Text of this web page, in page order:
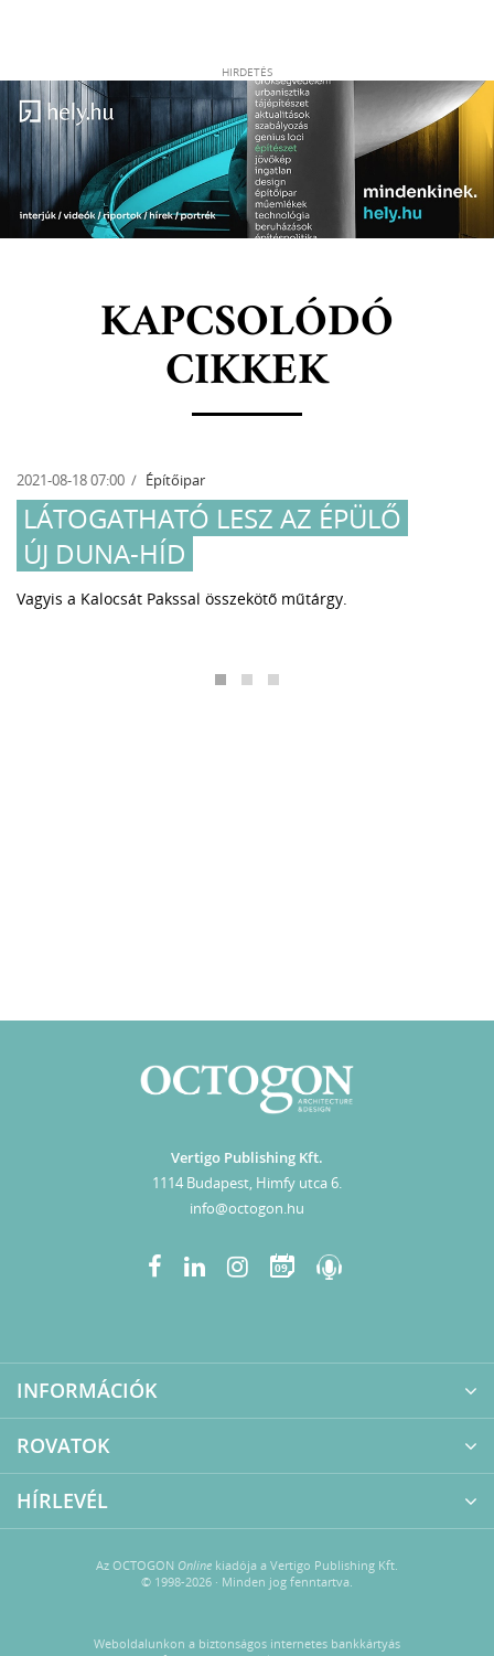
HIRDETÉS
KAPCSOLÓDÓ
CIKKEK
2021-08-18 07:00 Építőipar
LÁTOGATHATÓ LESZ AZ ÉPÜLŐ
ÚJ DUNA-HÍD
Vagyis a Kalocsát Pakssal összekötő műtárgy.
Vertigo Publishing Kft.
1114 Budapest, Himfy utca 6.
info@octogon.hu
09
INFORMÁCIÓK
ROVATOK
HÍRLEVÉL
Az OCTOGON Online kiadója a Vertigo Publishing Kft.
© 1998-2026 · Minden jog fenntartva.
Weboldalunkon a biztonságos internetes bankkártyás